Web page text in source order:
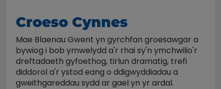
Croeso Cynnes
Mae Blaenau Gwent yn gyrchfan groesawgar a
bywiog i bob ymwelydd a'r rhai sy'n ymchwilio'r
dreftadaeth gyfoethog, tirlun dramatig, trefi
diddorol a'r ystod eang o ddigwyddiadau a
gweithgareddau sydd ar gael yn yr ardal.